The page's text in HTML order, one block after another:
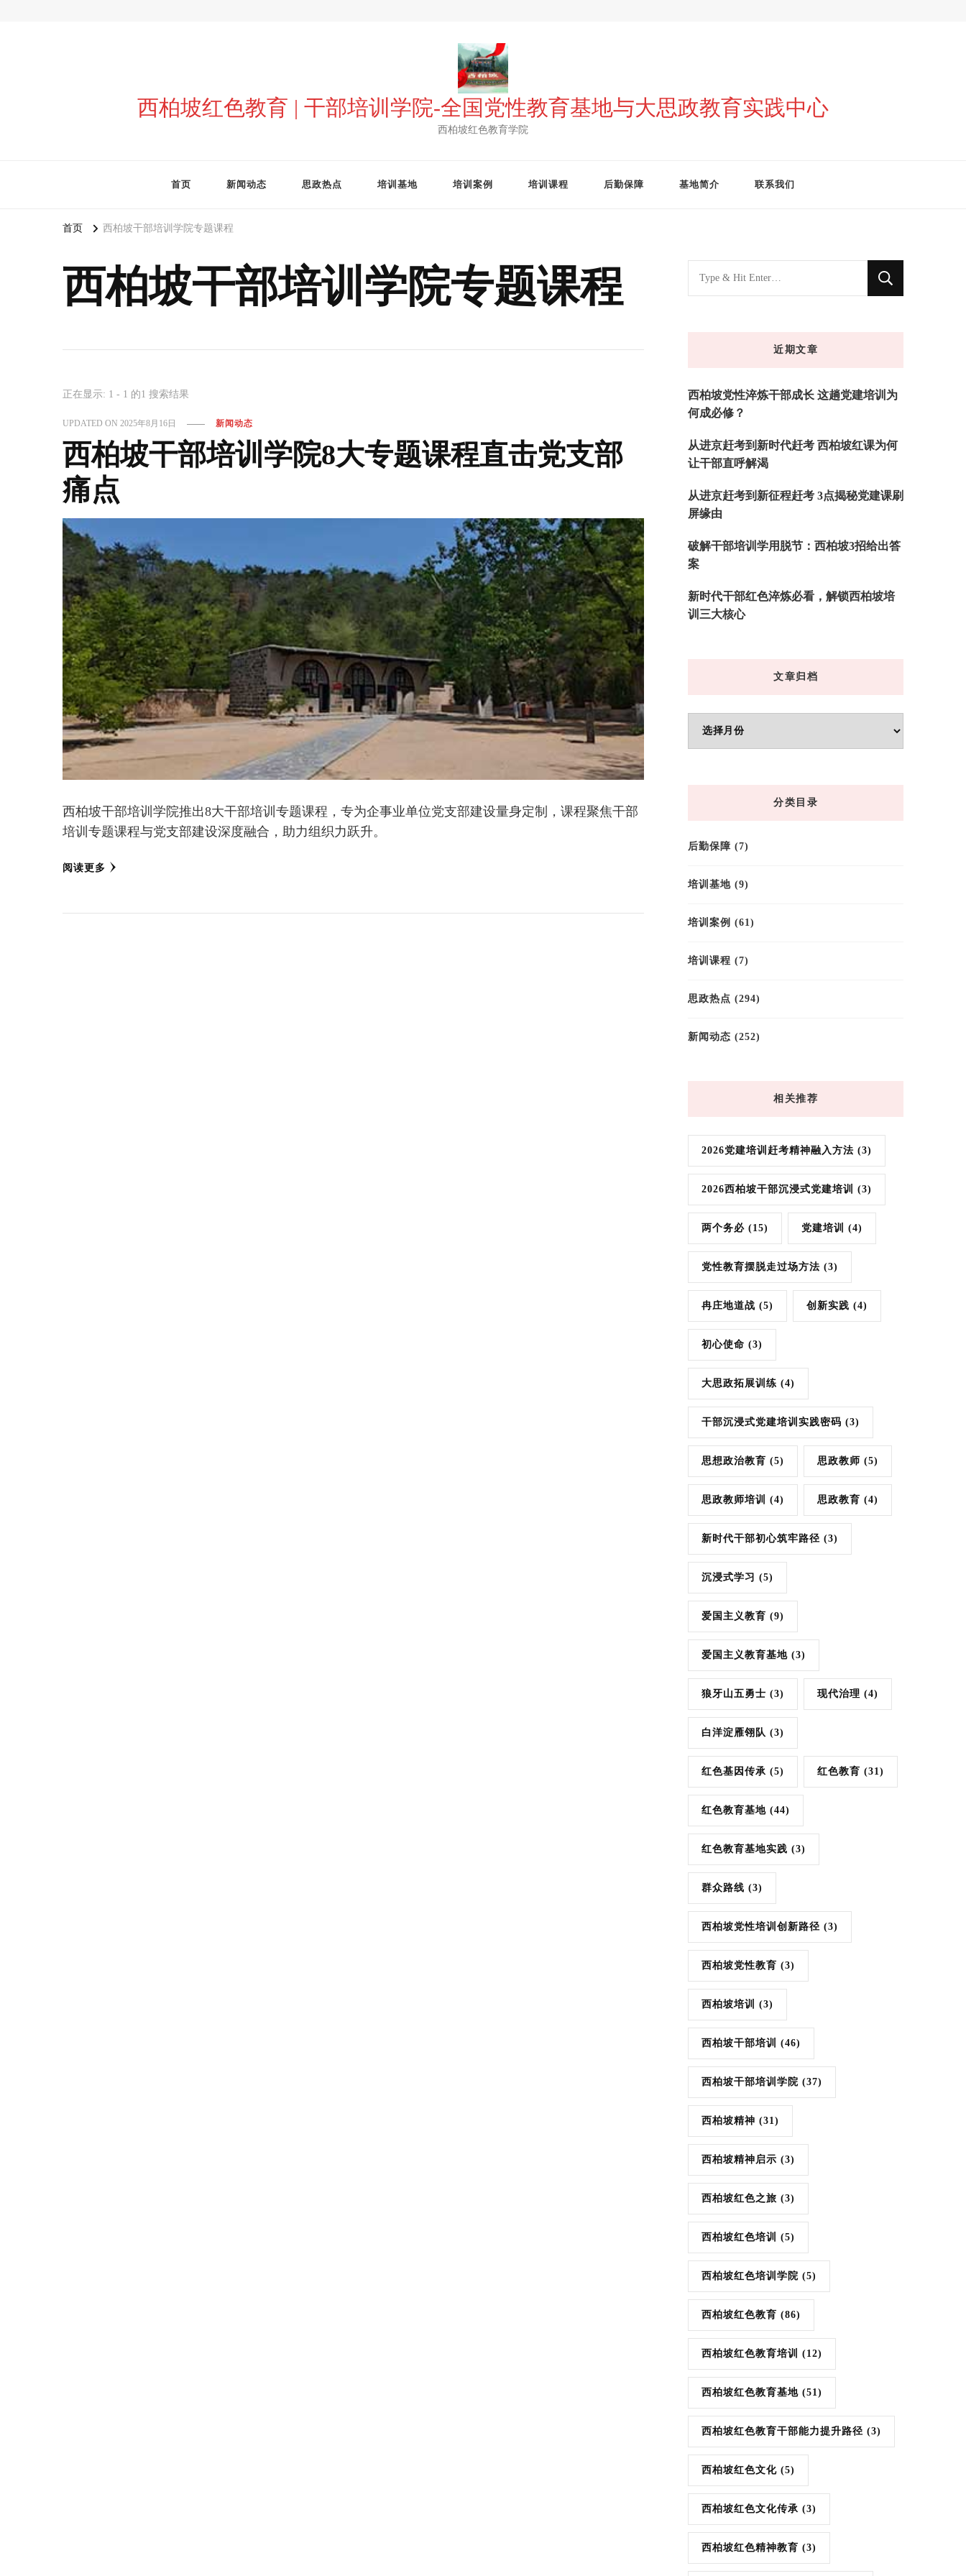
西柏坡红色教育 | 干部培训学院-全国党性教育基地与大思政教育实践中心
西柏坡红色教育学院
首页 新闻动态 思政热点 培训基地 培训案例 培训课程 后勤保障 基地简介 联系我们
首页 西柏坡干部培训学院专题课程
西柏坡干部培训学院专题课程
正在显示: 1 - 1 的1 搜索结果
UPDATED ON2025年8月16日 新闻动态
西柏坡干部培训学院8大专题课程直击党支部
痛点
西柏坡干部培训学院推出8大干部培训专题课程，专为企事业单位党支部建设量身定制，课程聚焦干部
培训专题课程与党支部建设深度融合，助力组织力跃升。
阅读更多
找
什
近期文章
西柏坡党性淬炼干部成长 这趟党建培训为
何成必修？
从进京赶考到新时代赶考 西柏坡红课为何
让干部直呼解渴
从进京赶考到新征程赶考 3点揭秘党建课刷
屏缘由
破解干部培训学用脱节：西柏坡3招给出答
案
新时代干部红色淬炼必看，解锁西柏坡培
训三大核心
文章归档
章
分类目录
后勤保障 (7)
培训基地 (9)
培训案例 (61)
培训课程 (7)
思政热点 (294)
新闻动态 (252)
相关推荐
2026党建培训赶考精神融入方法 (3)
2026西柏坡干部沉浸式党建培训 (3)
两个务必 (15) 党建培训 (4)
党性教育摆脱走过场方法 (3)
冉庄地道战 (5) 创新实践 (4)
初心使命 (3)
大思政拓展训练 (4)
干部沉浸式党建培训实践密码 (3)
思想政治教育 (5) 思政教师 (5)
思政教师培训 (4) 思政教育 (4)
新时代干部初心筑牢路径 (3)
沉浸式学习 (5)
爱国主义教育 (9)
爱国主义教育基地 (3)
狼牙山五勇士 (3) 现代治理 (4)
白洋淀雁翎队 (3)
红色基因传承 (5) 红色教育 (31)
红色教育基地 (44)
红色教育基地实践 (3)
群众路线 (3)
西柏坡党性培训创新路径 (3)
西柏坡党性教育 (3)
西柏坡培训 (3)
西柏坡干部培训 (46)
西柏坡干部培训学院 (37)
西柏坡精神 (31)
西柏坡精神启示 (3)
西柏坡红色之旅 (3)
西柏坡红色培训 (5)
西柏坡红色培训学院 (5)
西柏坡红色教育 (86)
西柏坡红色教育培训 (12)
西柏坡红色教育基地 (51)
西柏坡红色教育干部能力提升路径 (3)
西柏坡红色文化 (5)
西柏坡红色文化传承 (3)
西柏坡红色精神教育 (3)